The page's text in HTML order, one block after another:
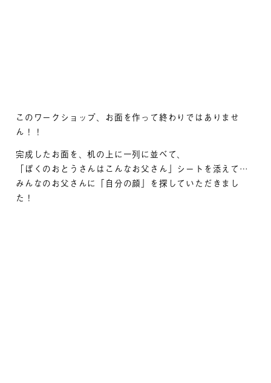
このワークショップ、お面を作って終わりではありませ
ん！！
完成したお面を、机の上に一列に並べて、
「ぼくのおとうさんはこんなお父さん」シートを添えて…
みんなのお父さんに「自分の顔」を探していただきまし
た！